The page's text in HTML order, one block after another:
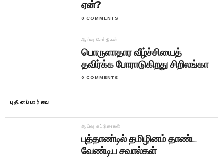
ஏன்?
0 COMMENTS
ஆய்வு செய்திகள்
பொருளாதார வீழ்ச்சியைத்
தவிர்க்க போராடுகிறது சிறிலங்கா
0 COMMENTS
புதினப்பார்வை
ஆய்வு கட்டுரைகள்
புத்தாண்டில் தமிழினம் தாண்ட
வேண்டிய சவால்கள்